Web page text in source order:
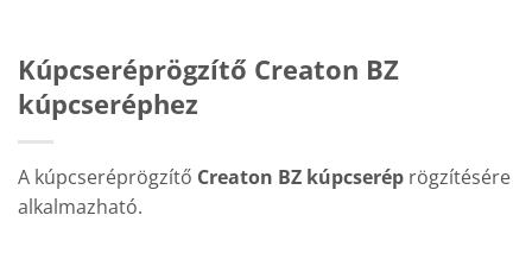
Kúpcseréprögzítő Creaton BZ
kúpcseréphez
A kúpcseréprögzítő Creaton BZ kúpcserép rögzítésére
alkalmazható.